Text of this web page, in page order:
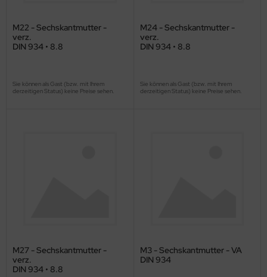
M22 - Sechskantmutter -
verz.
DIN 934 • 8.8
Sie können als Gast (bzw. mit Ihrem
derzeitigen Status) keine Preise sehen.
M24 - Sechskantmutter -
verz.
DIN 934 • 8.8
Sie können als Gast (bzw. mit Ihrem
derzeitigen Status) keine Preise sehen.
M27 - Sechskantmutter -
verz.
DIN 934 • 8.8
M3 - Sechskantmutter - VA
DIN 934